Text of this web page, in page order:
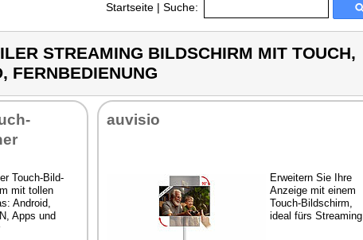
Startseite | Suche:
STREAMING BILDSCHIRM MIT TOUCH,
FERNBEDIENUNG
Touch-Bild­
mit tol­len
An­dro­id,
Apps und
au­vi­sio
Er­wei­tern Sie Ih­re
An­zei­ge mit ei­nem
Touch-Bild­schirm,
ide­al fürs Strea­m­ing